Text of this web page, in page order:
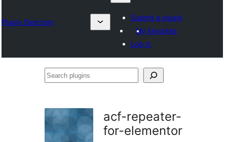
Plugin Directory
Submit a plugin
My favorites
Log in
Search
acf-repeater-
for-elementor